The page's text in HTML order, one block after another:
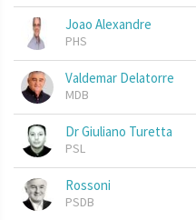
Joao Alexandre
PHS
Valdemar Delatorre
MDB
Dr Giuliano Turetta
PSL
Rossoni
PSDB